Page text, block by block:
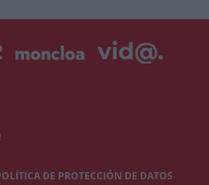
DE PROTECCIÓN DE DATOS